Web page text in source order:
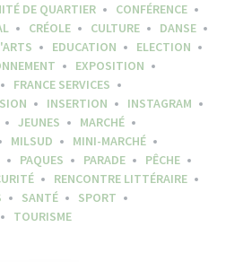
DE QUARTIER
CONFÉRENCE
CRÉOLE CULTURE
DANSE
EDUCATION
ELECTION
EXPOSITION
FRANCE SERVICES
INSERTION
INSTAGRAM
JEUNES
MARCHÉ
MILSUD
MINI-MARCHÉ
PAQUES PARADE
PÊCHE
RENCONTRE LITTÉRAIRE
SANTÉ
SPORT
TOURISME